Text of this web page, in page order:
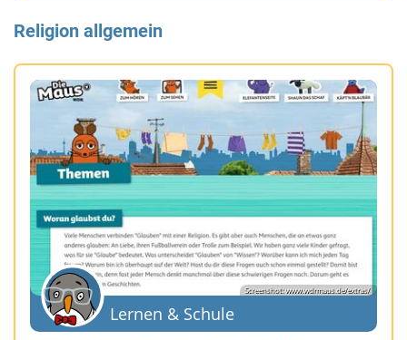
Religion allgemein
Screenshot: www.wdrmaus.de/extras/
Lernen & Schule